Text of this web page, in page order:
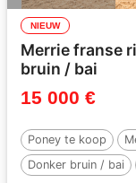
NIEUW
Merrie franse
bruin / bai
15 000 €
Poney te koop
Donker bruin / bai